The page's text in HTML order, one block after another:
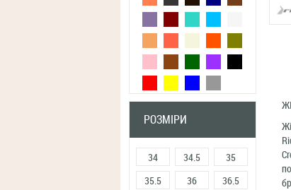
РОЗМІРИ
34 34.5
35
35.5
36
36.5